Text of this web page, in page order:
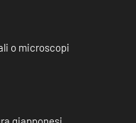
o microscopi